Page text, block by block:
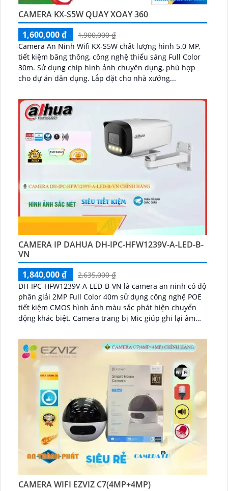
CAMERA KX-S5W QUAY XOAY 360
1,600,000 ₫
1,900,000 ₫
Camera An Ninh Wifi KX-S5W chất lượng hình 5.0 MP,
tiết kiệm băng thông, công nghệ thiếu sáng Full Color
30m. Sử dụng chip hình ảnh chuyên dụng, phù hợp
cho dự án dân dụng. Lắp đặt cho nhà xưởng...
CAMERA IP DAHUA DH-IPC-HFW1239V-A-LED-B-
VN
1,840,000 ₫
2,635,000 ₫
DH-IPC-HFW1239V-A-LED-B-VN là camera an ninh có độ
phân giải 2MP Full Color 40m sử dụng công nghệ POE
tiết kiệm CMOS hình ảnh màu sắc phát hiện chuyển
động khác biệt. Camera trang bị Mic giúp ghi lại âm
CAMERA WIFI EZVIZ C7(4MP+4MP)